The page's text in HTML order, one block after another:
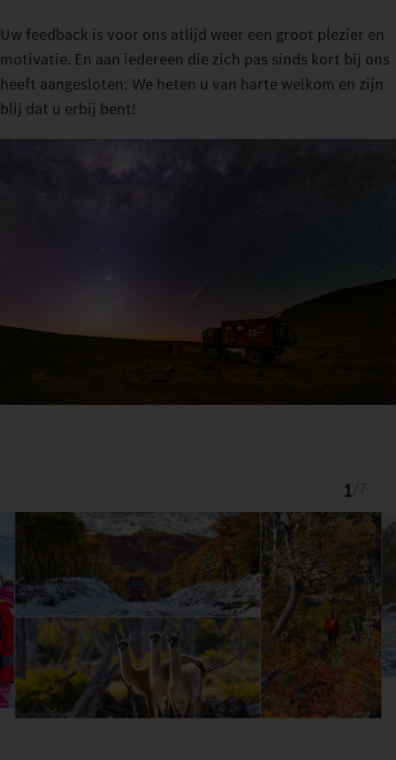
Uw feedback is voor ons atlijd weer een groot plezier en
motivatie. En aan iedereen die zich pas sinds kort bij ons
heeft aangesloten: We heten u van harte welkom en zijn
blij dat u erbij bent!
1